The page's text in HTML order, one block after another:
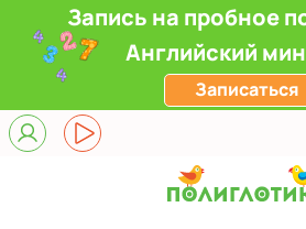
Запись на пробное
Английский
Записаться